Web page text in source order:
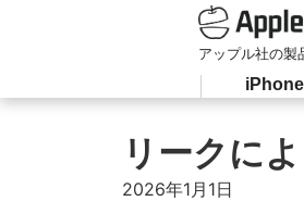
アップル社の製
iPhone
リークに
2026年1月1日